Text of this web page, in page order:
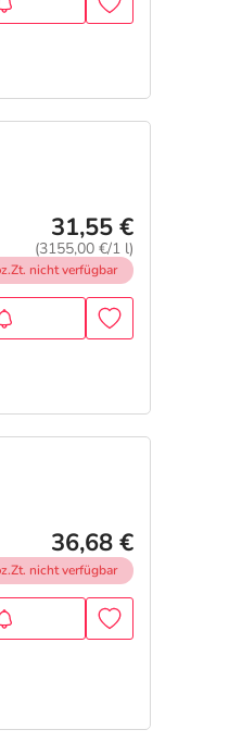
31,55 €
(3155,00 €/1 l)
z.Zt. nicht verfügbar
36,68 €
z.Zt. nicht verfügbar